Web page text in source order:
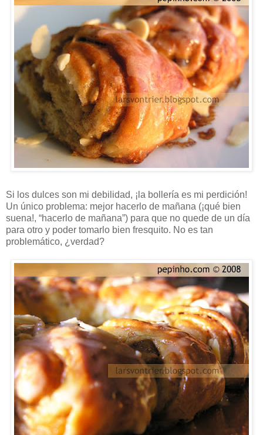
Si los dulces son mi debilidad, ¡la bollería es mi perdición!
Un único problema: mejor hacerlo de mañana (¡qué bien
suena!, “hacerlo de mañana”) para que no quede de un día
para otro y poder tomarlo bien fresquito. No es tan
problemático, ¿verdad?